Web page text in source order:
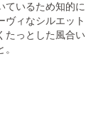
ているため知的に
ヴィなシルエット
たっとした風合い